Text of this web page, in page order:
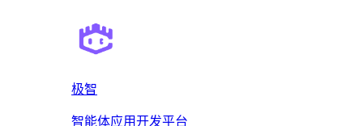
极智
智能体应用开发平台